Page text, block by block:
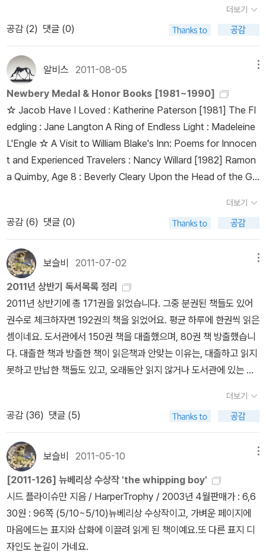
부자인 사람들은 자신들의 삶을 연장하기 위해 필요한 장기를 자신의
체세포를 이용해 복제한 인간의 장기를 적출해 이식할수 있답니다.
해 정신불능의 상태로 만들어 놓는데, 주인공은 뇌를 파괴하지 온전
히 키워지면서 문제가 발생하게 됩니다. 뉴베리 수상작품이지만 어른
들도 함께 읽으면 좋을것 같은 책이었답니다. 오히려 아이들이 이 책
을 읽을수 있을까? 하는 생각이 들었어요. ㅎㅎ 다양한 표지 디
자인으로 출판되었지만 그래도 제목에 전갈이 들어가서인지 전갈은
빼놓지 않고 등장하네요. 115. Savvy 표지가 너무 멋져서 읽었던
책이었는데, 내용도 너무 재미있었답니다.밉스 가족에게는 13번째 생
일날 자신에게 특별한 능력이 생긴답니다. 하지만 주인공 밉스는 다
데... 원서 표지 디자인의 매력을 확 감퇴시킨 번역서 표지 디자인 ...
ㅠ.ㅠ 배경 색상은 비슷한듯한데, 몽환적인 표지를 유아틱하게 바꾸
어 놓은것 같아 슬펐답니다... 미안하지만 만약 번역서 표지가 원서 표
지였다면 그다지 이 책을 궁금해하지 않았을것 같아요. ^^;; 삽화가 있
다면 더 좋았을 책인데, 삽화가 없어요. 그나마 마지막에 중요한 의미
를 지닌 삽화가 2장 등합니다. 2장만으로는 너무 부족해요. ^^ 116.
The Graveyard Book 닐 게이먼이 뉴베리 상을 수상했다는 이
야기를 듣고 좀 의아했었어요. 그는 어린이책을 안 쓰는줄 알았는데,
상까지 받았으니 말이지요. 닐 게이먼이라는 이름과 함께 제가 좋아
하는 다크 블루 표지색이 너무 마음에 들었답니다. 은근 제가 표지 엄
청 밝히는것 같네요.^^ 사실 이 책의 진짜 매력은 책 속의 삽화랍니
다. 완전 투박하지만 은근 매력적이랍니다. 'The Graveyard Boo
삽화가 크리스 리들의 그림을 표지로 사용한 책. 왜 이 작품들만 크리
스 리들의 그름을 사용했는지 궁금하네요. 설마 삽화가 바뀐건가? 해
서 번역서를 찾아보니 원서 삽화가 같았답니다. 제가 좋아하는 삽화
가이니 좀 덜 아쉽지만, 원서가 주는 음침한 분위기는 잘 살지 않는것
같아요. 또 다른 표지 디자인으로 출판된 책이지만, 개인적으로는
처음 출판된 책 표지가 가장 마음에 들어요. 117. The Wanderer
제가 읽은 책은 첫번째 표지 디자인이예요. 샤론 크리치의 책을 몇권
읽지 않았는데, 읽은 책마다 너무 좋아서 관심 작가로 기억해 두었답
대신해 맞는 아이를 보며 오히려 즐거워합니다. 자신이 잘못해도 자
신이 아닌 다른 사람이 대신 혼나니 무서울것이 없는 왕자랍니다. 어
느날 궁정생활이 지루해, 'The Whipping Boy'를 데리고 가출을 감
행한 왕자는 운나쁘게도 악명높은 악당을 만나게 되지요. 그동안 자
신의 지위를 이용해 놀고 먹던 왕자는 자신의 이름조차 쓸수가 없어,
오히려 왕자로 인정받지 못하고, 악당들은 'The Whipping Boy'인
지미가 왕자인줄 알게 됩니다. 지미는 이 기회를 놓치지 않고, 자신이
왕자인척 행세하지요. 이제 서로의 지위가 바뀌는 순간이예요. 지미
의 기지로 악당들에게 탈출하지만, 왕자는 지미와 헤어지려 하지 않
아요. 왕자는 지미와 함께 지내는 동안 자신이 저질렀던 행동들을 부
끄럽게 여기고 점점 변해집니다. 왕자의 모습이 왠지 달라져보이지
않나요? 나쁜짓만 골라서 할때는 정말 못생겨보였는데, 지금은 이뻐
보이네요. 지미와 왕자는 서로 믿고 의지해, 악당을 물리칩니다. 우연
지 않은채로 왕자가 왕이 되었더라면, 그 나라의 백성들은 더 힘들어
졌을테니깐요.^^ 서로의 입장을 바꿔 생각하면, 상대방을 배려하는
마음을 배울수 있는것 같습니다.
더보기
공감 (2) 댓글 (0)
알비스 2011-08-05
Newbery Medal & Honor Books [1981~1990]
☆ Jacob Have I Loved : Katherine Paterson [1981] The Fl
edgling : Jane Langton A Ring of Endless Light : Madeleine
L'Engle ☆ A Visit to William Blake's Inn: Poems for Innocen
t and Experienced Travelers : Nancy Willard [1982] Ramon
a Quimby, Age 8 : Beverly Cleary Upon the Head of the Go
McKinley Doctor DeSoto : William Steig Graven Images : P
aul Fleischman Homesick: My Own Story : Jean Fritz Swe
et Whispers, Brother Rush : Virginia Hamilton ☆ Dear Mr. H
enshaw : Beverly Cleary [1984] The Sign of the Beaver : El
izabeth George Speare A Solitary Blue: Cynthia Voigt Sug
aring Time : Kathryn Lasky The Wish Giver: Three Tales of
Coven Tree : Bill Brittain ☆ The Hero and the Crown : Robi
n McKinley [1985] Like Jake and Me : Mavis Jukes The Mo
ves Make the Man : Bruce Brooks One-Eyed Cat : Paula F
ox ☆ Sarah, Plain and Tall : Patricia MacLachlan [1986] Co
mmodore Perry In the Land of the Shogun : Rhoda Blumbe
rg Dogsong : Gary Paulsen ☆ The Whipping Boy : Sid Fleis
onor : Marion Dane Bauer Volcano: The Eruption and Heali
ng of Mount St. Helens : Patricia Lauber ☆ Lincoln: A Phot
obiography : Russell Freedman [1988] After The Rain : Nor
ma Fox Mazer Hatchet : Gary Paulsen ☆ Joyful Noise: Po
ems for Two Voices : Paul Fleischman [1989] In The Begin
ning: Creation Stories from Around the World : Virginia Ham
ilton Scorpions : Walter Dean Myers ☆ Number the Stars :
더보기
공감 (6) 댓글 (0)
보슬비 2011-07-02
2011년 상반기 독서목록 정리
2011년 상반기에 총 171권을 읽었습니다. 그중 분권된 책들도 있어
권수로 체크하자면 192권의 책을 읽었어요. 평균 하루에 한권씩 읽은
셈이네요. 도서관에서 150권 책을 대출했으며, 80권 책 방출했습니
다. 대출한 책과 방출한 책이 읽은책과 안맞는 이유는, 대출하고 읽지
못하고 반납한 책들도 있고, 오래동안 읽지 않거나 도서관에 있는 책
다. (판타지/SF/추리/미스터리/스릴러/로맨스) 그중 판타지 소설을
가장 많이 읽었네요. 일반소설은 약 7%인것을 보면 엄청 편식했습니
다. -.-;; 나라별로는 미국문학과 일본문학이 많았어요. 그중 한국책
은 전체의 1/6 (30권정도)밖에 읽지 못했는데, 일반소설은 6권밖에
안되는 점 반성합니다. (하지만 외국소설도 일반소설은 8권밖에 되지
않아요.^^;;) 외서는 유아도서(10권)를 제외하고 38권 읽었습니다.
일주일에 한권씩 읽은셈이네요. 그런데 대부분 판타지소설이 많았네
요. 상반기에는 행복한 책 읽기를 한것 같습니다. 판타지 (31
권) 어슐러 르귄의 '서부해안시리즈' 성장문학인데, 원서로 읽으면
더 재미있게 읽지 않았을까?하는 생각이 들었어요. 처음 표지가 너무
더보기
공감 (36) 댓글 (5)
보슬비 2011-05-10
[2011-126] 뉴베리상 수상작 'the whipping boy'
시드 플라이슈만 지음 / HarperTrophy / 2003년 4월판매가 : 6,6
30원 : 96쪽 (5/10~5/10)뉴베리상 수상작이고, 가벼운 페이지에
마음에드는 표지와 삽화에 이끌려 읽게 된 책이예요.또 다른 표지 디
자인도 눈길이 가네요.